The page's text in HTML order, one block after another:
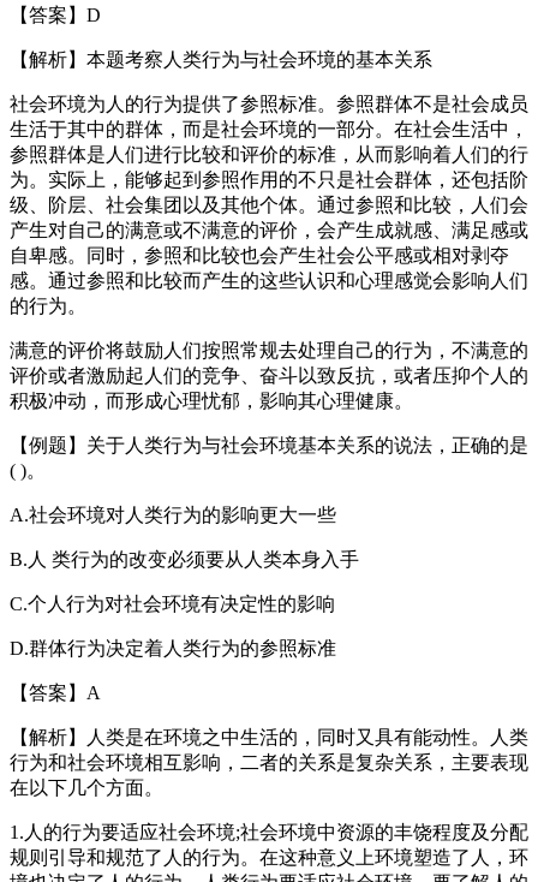
【答案】D
【解析】本题考察人类行为与社会环境的基本关系
社会环境为人的行为提供了参照标准。参照群体不是社会成员
生活于其中的群体，而是社会环境的一部分。在社会生活中，
参照群体是人们进行比较和评价的标准，从而影响着人们的行
为。实际上，能够起到参照作用的不只是社会群体，还包括阶
级、阶层、社会集团以及其他个体。通过参照和比较，人们会
产生对自己的满意或不满意的评价，会产生成就感、满足感或
自卑感。同时，参照和比较也会产生社会公平感或相对剥夺
感。通过参照和比较而产生的这些认识和心理感觉会影响人们
的行为。
满意的评价将鼓励人们按照常规去处理自己的行为，不满意的
评价或者激励起人们的竞争、奋斗以致反抗，或者压抑个人的
积极冲动，而形成心理忧郁，影响其心理健康。
【例题】关于人类行为与社会环境基本关系的说法，正确的是
( )。
A.社会环境对人类行为的影响更大一些
B.人 类行为的改变必须要从人类本身入手
C.个人行为对社会环境有决定性的影响
D.群体行为决定着人类行为的参照标准
【答案】A
【解析】人类是在环境之中生活的，同时又具有能动性。人类
行为和社会环境相互影响，二者的关系是复杂关系，主要表现
在以下几个方面。
1.人的行为要适应社会环境;社会环境中资源的丰饶程度及分配
规则引导和规范了人的行为。在这种意义上环境塑造了人，环